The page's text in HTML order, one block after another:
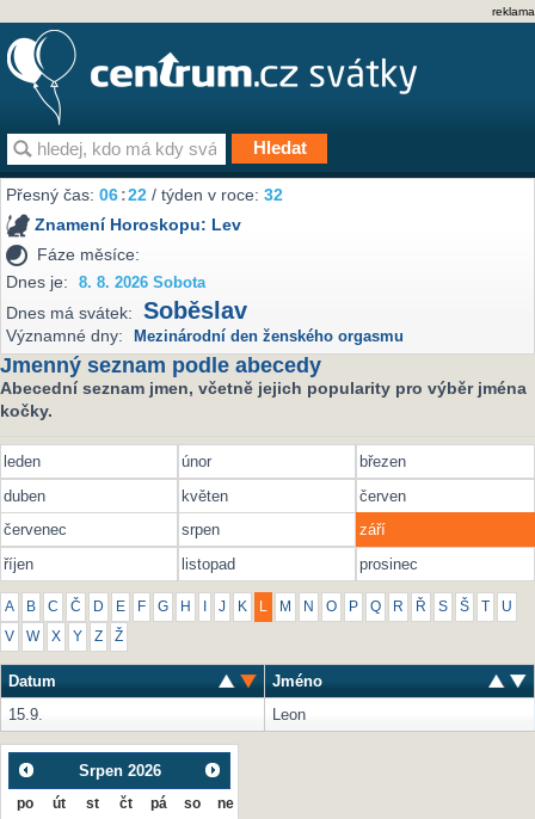
reklama
Přesný čas:06 22 / týden v roce:32
Znamení Horoskopu: Lev
Fáze měsíce:
Dnes je:
8. 8. 2026 Sobota
Dnes má svátek: Soběslav
Významné dny: Mezinárodní den ženského orgasmu
Jmenný seznam podle abecedy
Abecední seznam jmen, včetně jejich popularity pro výběr jména
kočky.
leden únor
březen
duben
květen
červen
červenec
srpen
září
říjen
listopad prosinec
A B C Č D E F G H J K L M N O P Q R Ř S Š U
V W X Y Z Ž
Datum
Jméno
15.9.
Leon
Srpen 2026
po út st čt pá so ne